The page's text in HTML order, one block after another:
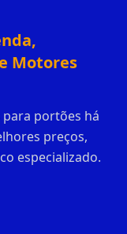
Motores
portões há
preços,
especializado.